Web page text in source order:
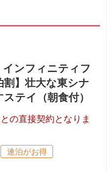
インフィニティフ
割】壮大な東シナ
テイ（朝食付）
の直接契約となりま
連泊がお得